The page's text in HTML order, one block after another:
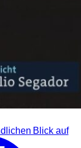
Blick auf